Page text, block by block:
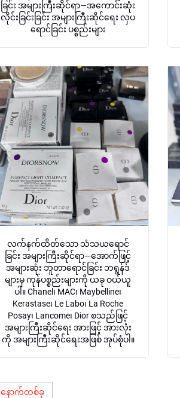
ခြင်း အများကြီးဆိုင်ရာ—အကောင်းဆုံး
လိုင်းခြင်းခြင်း အများကြီးဆိုင်ရေး လှပ
ရောင်ခြင်း ပစ္စည်းများ
လက်နက်ထိတ်သော သံသယရောင်
ခြင်း အများကြီးဆိုင်ရာ—အောက်ဖြင့်
အများဆုံး ဘူတာရောင်ခြင်း ဘရွန်ဒ်
များမှ ကုန်ပစ္စည်းများကို ယခု ဝယ်ယူ
ပါ။ Chanel၊ MAC၊ Maybelline၊
Kerastase၊ Le Labo၊ La Roche
Posay၊ Lancome၊ Dior စသည်ဖြင့်
အများကြီးဆိုင်ရေး အားဖြင့် အားလုံး
ကို အများကြီးဆိုင်ရေးအဖြစ် အုပ်စုံပါ။
နောက်တစ်ခု